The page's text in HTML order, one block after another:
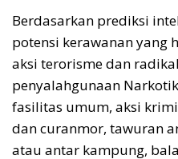
Berdasarkan prediksi
potensi kerawanan yang
aksi terorisme dan
penyalahgunaan
fasilitas umum, aksi
dan curanmor, tawuran
atau antar kampung,